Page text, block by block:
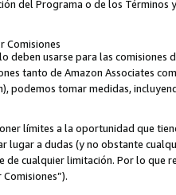
del Programa o de los Términos
Comisiones
deben usarse para las
tanto de Amazon Associates
podemos tomar medidas,
límites a la oportunidad que
lugar a dudas (y no obstante
cualquier limitación. Por lo que